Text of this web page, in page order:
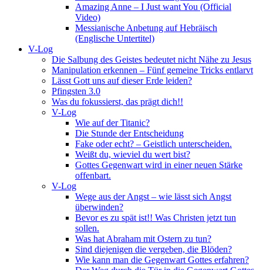
Amazing Anne – I Just want You (Official
Video)
Messianische Anbetung auf Hebräisch
(Englische Untertitel)
V-Log
Die Salbung des Geistes bedeutet nicht Nähe zu Jesus
Manipulation erkennen – Fünf gemeine Tricks entlarvt
Lässt Gott uns auf dieser Erde leiden?
Pfingsten 3.0
Was du fokussierst, das prägt dich!!
V-Log
Wie auf der Titanic?
Die Stunde der Entscheidung
Fake oder echt? – Geistlich unterscheiden.
Weißt du, wieviel du wert bist?
Gottes Gegenwart wird in einer neuen Stärke
offenbart.
V-Log
Wege aus der Angst – wie lässt sich Angst
überwinden?
Bevor es zu spät ist!! Was Christen jetzt tun
sollen.
Was hat Abraham mit Ostern zu tun?
Sind diejenigen die vergeben, die Blöden?
Wie kann man die Gegenwart Gottes erfahren?